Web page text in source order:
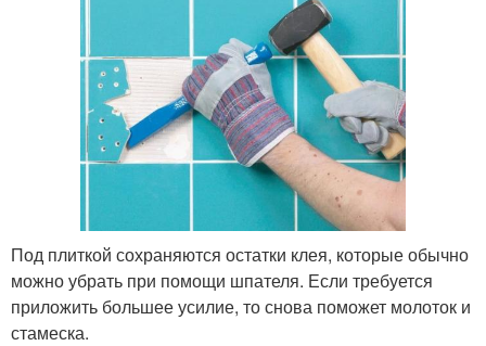
Под плиткой сохраняются остатки клея, которые обычно
можно убрать при помощи шпателя. Если требуется
приложить большее усилие, то снова поможет молоток и
стамеска.